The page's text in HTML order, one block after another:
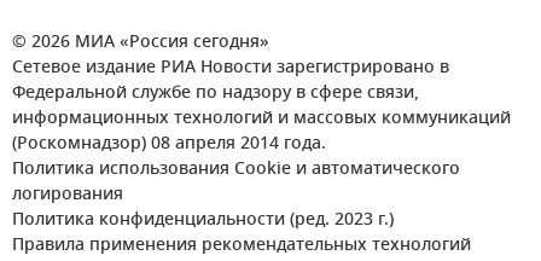
© 2026 МИА «Россия сегодня»
Сетевое издание РИА Новости зарегистрировано в
Федеральной службе по надзору в сфере связи,
информационных технологий и массовых коммуникаций
(Роскомнадзор) 08 апреля 2014 года.
Политика использования Cookie и автоматического
логирования
Политика конфиденциальности (ред. 2023 г.)
Правила применения рекомендательных технологий